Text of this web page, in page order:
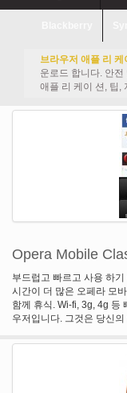
브라우저 애플 리 케
운로드 합니다. 안
애플 리 케이 션, 팁,
Opera Mobile
부드럽고 빠르고 사용 하
시간이 더 많은 오페라 모
함께 휴식. Wi-fi, 3g, 4g 등
우저입니다. 그것은 당신
많은 오페라 모바일에서
페라 모바일 서핑 당신이
를 제공 합니다. -한 장소
페라 링크를 통해 다른 모